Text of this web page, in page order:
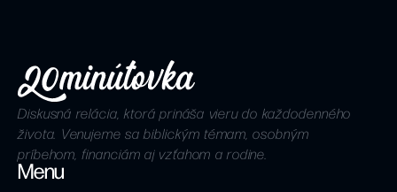
Diskusná relácia, ktorá prináša vieru do každodenného
života. Venujeme sa biblickým témam, osobným
príbehom, financiám aj vzťahom a rodine.
Menu